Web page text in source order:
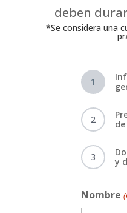
deben
*Se considera una
1
2
3
y
Nombre